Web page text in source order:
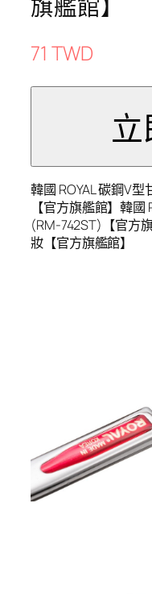
旗艦館】
71 TWD
韓國 ROYAL 碳鋼V
【官方旗艦館】韓國
(RM-742ST)【官方
妝【官方旗艦館】